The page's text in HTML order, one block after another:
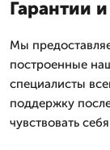
Гарантии
Мы
построенные
специалисты
поддержку
чувствовать